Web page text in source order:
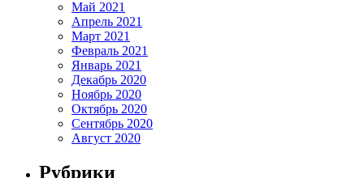
Май 2021
Апрель 2021
Март 2021
Февраль 2021
Январь 2021
Декабрь 2020
Ноябрь 2020
Октябрь 2020
Сентябрь 2020
Август 2020
Рубрики